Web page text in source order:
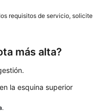
requisitos de servicio, solicite
más alta?
en la esquina superior
.